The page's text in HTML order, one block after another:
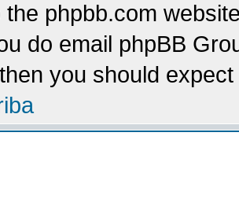
the phpbb.com
do email phpBB
you should